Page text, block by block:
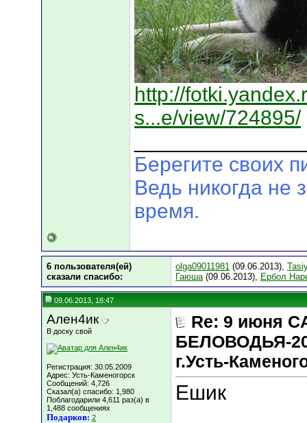
http://
s...e/view/724895/
Берегите своих
Ведь никогда не
время.
6 пользователя(ей)
сказали cпасибо:
olga09011981 (09.06.2013),
Гаюша(09.06.2013), Ербол
09.06.2013, 18:47
Ален4ик
В доску свой
Регистрация: 30.05.2009
Адрес: Усть-Каменогорск
Сообщений: 4,726
Сказал(а) спасибо: 1,980
Поблагодарили 4,611 раз(а) в
1,488 сообщениях
Подарков: 2
Re: 9 июня
БЕЛОВОДЬЯ-
г.Усть-
Ешик